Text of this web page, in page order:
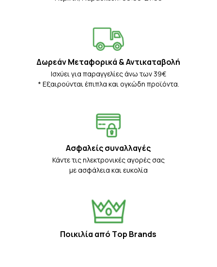
Δωρεάν Μεταφορικά & Αντικαταβολή
Iσχύει για παραγγελίες άνω των 39€
* Eξαιρούνται έπιπλα και ογκώδη προϊόντα.
Ασφαλείς συναλλαγές
Κάντε τις ηλεκτρονικές αγορές σας
με ασφάλεια και ευκολία
Ποικιλία από Τop Βrands